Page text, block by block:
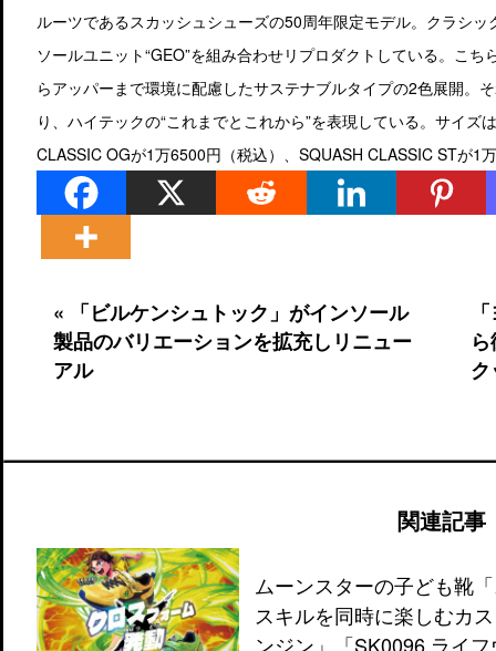
ルーツであるスカッシュシューズの50周年限定モデル。クラシ
ソールユニット“GEO”を組み合わせリプロダクトしている。こ
らアッパーまで環境に配慮したサステナブルタイプの2色展開。
り、ハイテックの“これまでとこれから”を表現している。サイ
CLASSIC OGが1万6500円（税込）、SQUASH CLASSIC STが1
« 「ビルケンシュトック」がインソール
製品のバリエーションを拡充しリニュー
アル
関連記事
ムーンスターの子ども靴
スキルを同時に楽しむカ
ンジン」「SK0096 ライ